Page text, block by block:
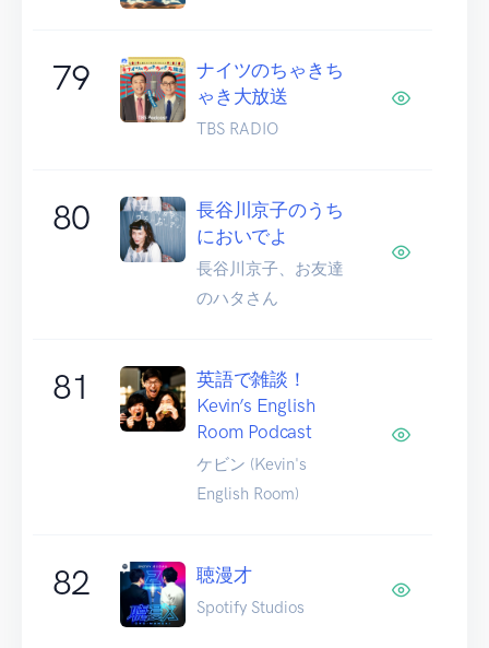
79
ナイツのちゃきち
ゃき大放送
TBS RADIO
80
長谷川京子のうち
においでよ
長谷川京子、お友達
のハタさん
81
英語で雑談！
Kevin’s English
Room Podcast
ケビン (Kevin's
English Room)
82 聴漫才
Spotify Studios